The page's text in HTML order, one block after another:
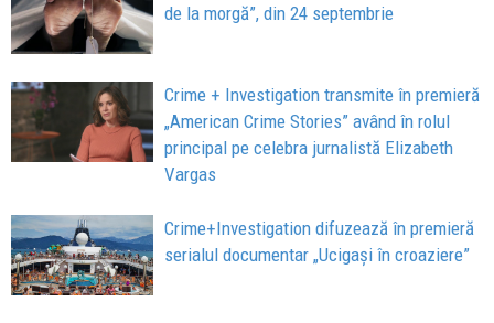
de la morgă”, din 24 septembrie
Crime + Investigation transmite în premieră
„American Crime Stories” având în rolul
principal pe celebra jurnalistă Elizabeth
Vargas
Crime+Investigation difuzează în premieră
serialul documentar „Ucigași în croaziere”